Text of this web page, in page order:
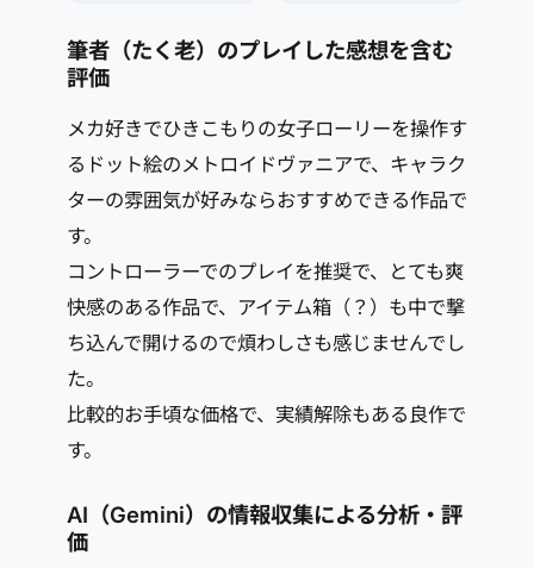
筆者（たく老）のプレイした感想を含む
評価
メカ好きでひきこもりの女子ローリーを操作す
るドット絵のメトロイドヴァニアで、キャラク
ターの雰囲気が好みならおすすめできる作品で
す。
コントローラーでのプレイを推奨で、とても爽
快感のある作品で、アイテム箱（？）も中で撃
ち込んで開けるので煩わしさも感じませんでし
た。
比較的お手頃な価格で、実績解除もある良作で
す。
AI（Gemini）の情報収集による分析・評
価